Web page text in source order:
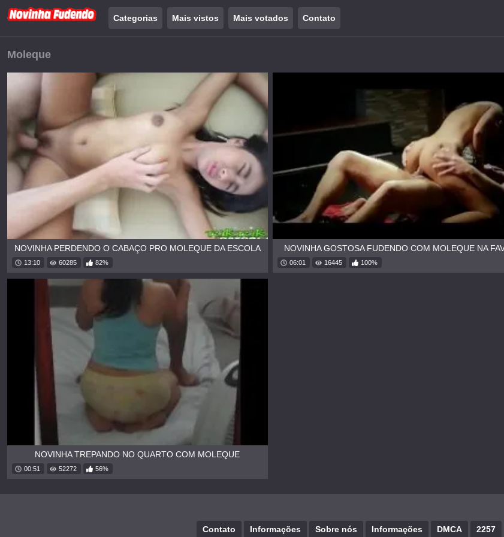
Categorias Mais vistos Mais votados Contato
Moleque
NOVINHA PERDENDO O CABAÇO PRO MOLEQUE DA ESCOLA
13:10 60285 82%
NOVINHA GOSTOSA FUDENDO COM MOLEQUE NA
06:01 16445 100%
NOVINHA TREPANDO NO QUARTO COM MOLEQUE
00:51 52272 56%
Contato Informações Sobre nós Informações DMCA 2257